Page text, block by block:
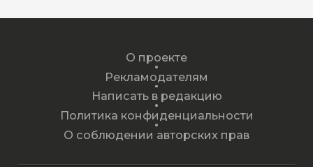
О проекте
Рекламодателям
Написать в редакцию
Политика конфиденциальности
О соблюдении авторских прав